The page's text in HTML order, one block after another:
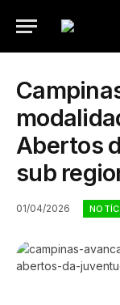
Abertos
sub
01/04/2026